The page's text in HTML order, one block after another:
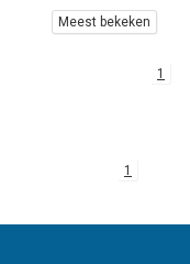
Meest bekeken
1
1